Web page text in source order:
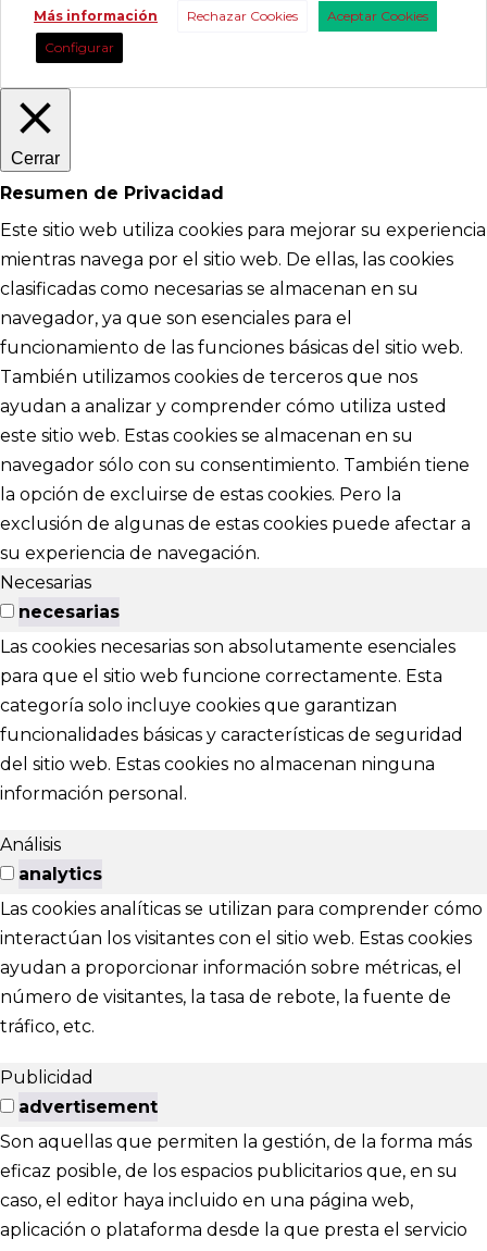
Más información Rechazar Cookies
Aceptar Cookies
Configurar
Cerrar
Resumen de Privacidad
Este sitio web utiliza cookies para mejorar su experiencia
mientras navega por el sitio web. De ellas, las cookies
clasificadas como necesarias se almacenan en su
navegador, ya que son esenciales para el
funcionamiento de las funciones básicas del sitio web.
También utilizamos cookies de terceros que nos
ayudan a analizar y comprender cómo utiliza usted
este sitio web. Estas cookies se almacenan en su
navegador sólo con su consentimiento. También tiene
la opción de excluirse de estas cookies. Pero la
exclusión de algunas de estas cookies puede afectar a
su experiencia de navegación.
Necesarias
necesarias
Las cookies necesarias son absolutamente esenciales
para que el sitio web funcione correctamente. Esta
categoría solo incluye cookies que garantizan
funcionalidades básicas y características de seguridad
del sitio web. Estas cookies no almacenan ninguna
información personal.
Análisis
analytics
Las cookies analíticas se utilizan para comprender cómo
interactúan los visitantes con el sitio web. Estas cookies
ayudan a proporcionar información sobre métricas, el
número de visitantes, la tasa de rebote, la fuente de
tráfico, etc.
Publicidad
advertisement
Son aquellas que permiten la gestión, de la forma más
eficaz posible, de los espacios publicitarios que, en su
caso, el editor haya incluido en una página web,
aplicación o plataforma desde la que presta el servicio